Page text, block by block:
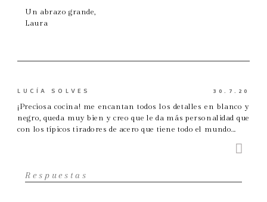
Un abrazo grande,
Laura
LUCÍA SOLVES
30.7.20
¡Preciosa cocina! me encantan todos los detalles en blanco y
negro, queda muy bien y creo que le da más personalidad que
con los típicos tiradores de acero que tiene todo el mundo...
Respuestas